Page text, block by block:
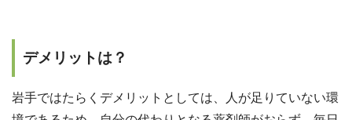
デメリットは？
岩手ではたらくデメリットとしては、人が足りていない環